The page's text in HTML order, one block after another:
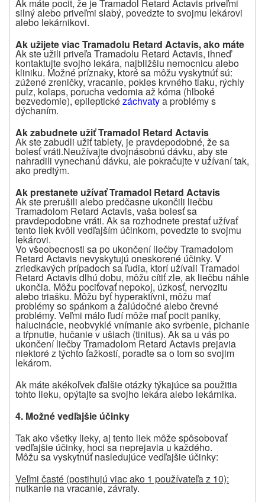
Ak máte pocit, že je Tramadol Retard Actavis priveľmi
silný alebo priveľmi slabý, povedzte to svojmu lekárovi
alebo lekárnikovi.
Ak užijete viacTramadolu Retard Actavis,ako máte
Ak ste užili priveľa Tramadolu Retard Actavis, ihneď
kontaktujte svojho lekára, najbližšiu nemocnicu alebo
kliniku. Možné príznaky, ktoré sa môžu vyskytnúť sú:
zúžené zreničky, vracanie, pokles krvného tlaku, rýchly
pulz, kolaps, porucha vedomia až kóma (hlboké
bezvedomie), epileptickézáchvatya problémy s
dýchaním.
Ak zabudnete užiťTramadol Retard Actavis
Ak ste zabudli užiť tablety, je pravdepodobné, že sa
bolesť vráti.Neužívajte dvojnásobnú dávku, aby ste
nahradili vynechanú dávku, ale pokračujte v užívaní tak,
ako predtým.
Ak prestanete užívaťTramadol Retard Actavis
Ak ste prerušili alebo predčasne ukončili liečbu
Tramadolom Retard Actavis, vaša bolesť sa
pravdepodobne vráti. Ak sa rozhodnete prestať užívať
tento liek kvôli vedľajším účinkom, povedzte to svojmu
lekárovi.
Vo všeobecnosti sa po ukončení liečby Tramadolom
Retard Actavis nevyskytujú oneskorené účinky. V
zriedkavých prípadoch sa ľudia, ktorí užívali Tramadol
Retard Actavis dlhú dobu, môžu cítiť zle, ak liečbu náhle
ukončia. Môžu pociťovať nepokoj, úzkosť, nervozitu
alebo triašku. Môžu byť hyperaktívni, môžu mať
problémy so spánkom a žalúdočné alebo črevné
problémy. Veľmi málo ľudí môže mať pocit paniky,
halucinácie, neobvyklé vnímanie ako svrbenie, pichanie
a tŕpnutie, hučanie v ušiach (tinitus). Ak sa u vás po
ukončení liečby Tramadolom Retard Actavis prejavia
niektoré z týchto ťažkostí, poraďte sa o tom so svojim
lekárom.
Ak máte akékoľvek ďalšie otázky týkajúce sa použitia
tohto lieku, opýtajte sa svojho lekára alebo lekárnika.
4. Možné vedľajšie účinky
Tak ako všetky lieky, aj tento liek môže spôsobovať
vedľajšie účinky, hoci sa neprejavia u každého.
Môžu sa vyskytnúť nasledujúce vedľajšie účinky:
Veľmi časté (postihujú viac ako 1 používateľa z 10):
nutkanie na vracanie, závraty.